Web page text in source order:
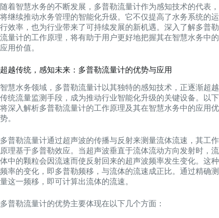
随着智慧水务的不断发展，多普勒流量计作为感知技术的代表，
将继续推动水务管理的智能化升级。它不仅提高了水务系统的运
行效率，也为行业带来了可持续发展的新机遇。深入了解多普勒
流量计的工作原理，将有助于用户更好地把握其在智慧水务中的
应用价值。
超越传统，感知未来：多普勒流量计的优势与应用
智慧水务领域，多普勒流量计以其独特的感知技术，正逐渐超越
传统流量监测手段，成为推动行业智能化升级的关键设备。以下
将深入解析多普勒流量计的工作原理及其在智慧水务中的应用优
势。
多普勒流量计通过超声波的传播与反射来测量流体流速，其工作
原理基于多普勒效应。当超声波垂直于流体流动方向发射时，流
体中的颗粒会因流速而使反射回来的超声波频率发生变化。这种
频率的变化，即多普勒频移，与流体的流速成正比。通过精确测
量这一频移，即可计算出流体的流速。
多普勒流量计的优势主要体现在以下几个方面：